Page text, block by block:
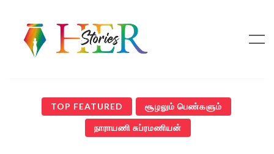
TOP FEATURED சூழலும் பெண்களும்
நாராயணி சுப்ரமணியன்